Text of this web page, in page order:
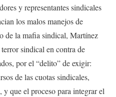
y representantes sindicales
los malos manejos de
de la mafia sindical, Martínez
sindical en contra de
por el “delito” de exigir:
de las cuotas sindicales,
que el proceso para integrar el